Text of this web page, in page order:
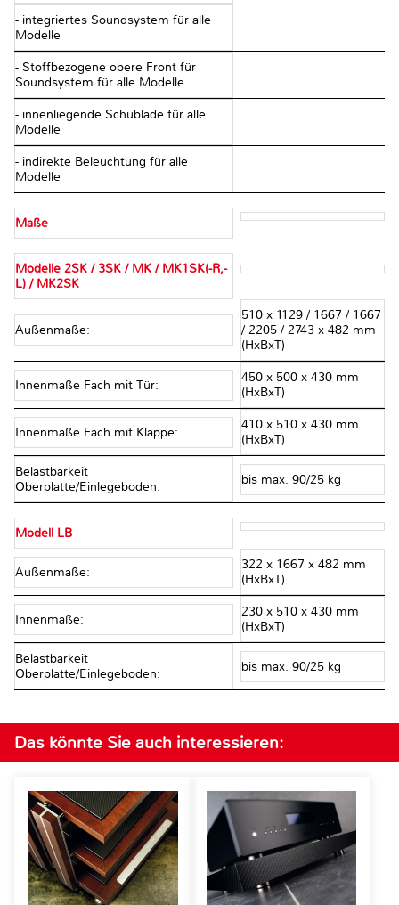
- integriertes Soundsystem für alle
Modelle
- Stoffbezogene obere Front für
Soundsystem für alle Modelle
- innenliegende Schublade für alle
Modelle
- indirekte Beleuchtung für alle
Modelle
Maße
Modelle 2SK / 3SK / MK / MK1SK(-R,-
L) / MK2SK
Außenmaße:
510 x 1129 / 1667 / 1667
/ 2205 / 2743 x 482 mm
(HxBxT)
Innenmaße Fach mit Tür:
450 x 500 x 430 mm
(HxBxT)
Innenmaße Fach mit Klappe:
410 x 510 x 430 mm
(HxBxT)
Belastbarkeit
Oberplatte/Einlegeboden:
bis max. 90/25 kg
Modell LB
Außenmaße:
322 x 1667 x 482 mm
(HxBxT)
Innenmaße:
230 x 510 x 430 mm
(HxBxT)
Belastbarkeit
Oberplatte/Einlegeboden:
bis max. 90/25 kg
Das könnte Sie auch interessieren: